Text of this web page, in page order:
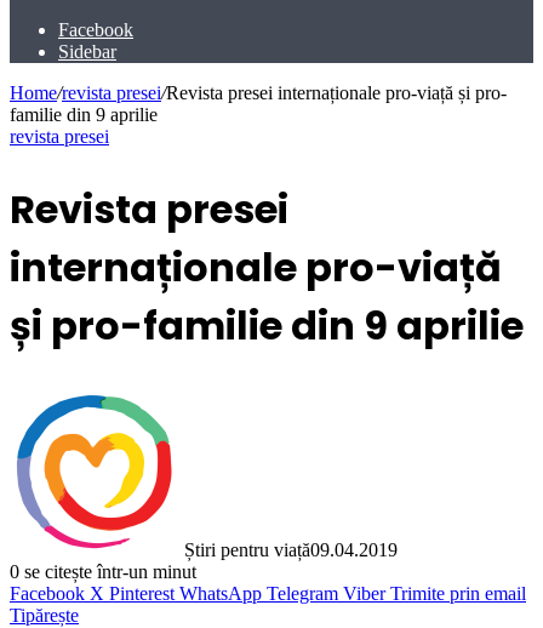
Facebook
Sidebar
Home/revista presei/Revista presei internaționale pro-viață și pro-
familie din 9 aprilie
revista presei
Revista presei
internaționale pro-viață
și pro-familie din 9 aprilie
Știri pentru viață09.04.2019
0 se citește într-un minut
Facebook X Pinterest WhatsApp Telegram Viber Trimite prin email
Tipărește